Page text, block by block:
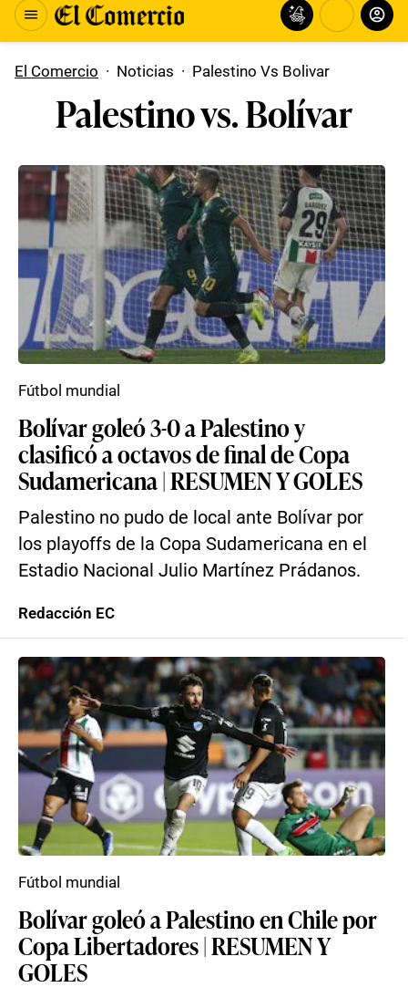
El Comercio · Noticias · Palestino Vs Bolivar
Palestino vs. Bolívar
Bolívar goleó 3-0 a Palestino y
clasificó a octavos de final de Copa
Sudamericana | RESUMEN Y GOLES
Palestino no pudo de local ante Bolívar por
los playoffs de la Copa Sudamericana en el
Estadio Nacional Julio Martínez Prádanos.
Fútbol mundial
Redacción EC
Bolívar goleó a Palestino en Chile por
Copa Libertadores | RESUMEN Y
GOLES
Fútbol mundial